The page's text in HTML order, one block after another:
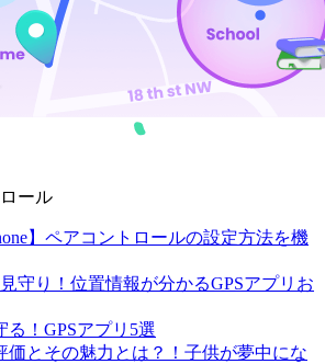
ール
】ペアコントロールの設定方法を機
見守り！位置情報が分かるGPSアプリお
る！GPSアプリ5選
価とその魅力とは？！子供が夢中にな